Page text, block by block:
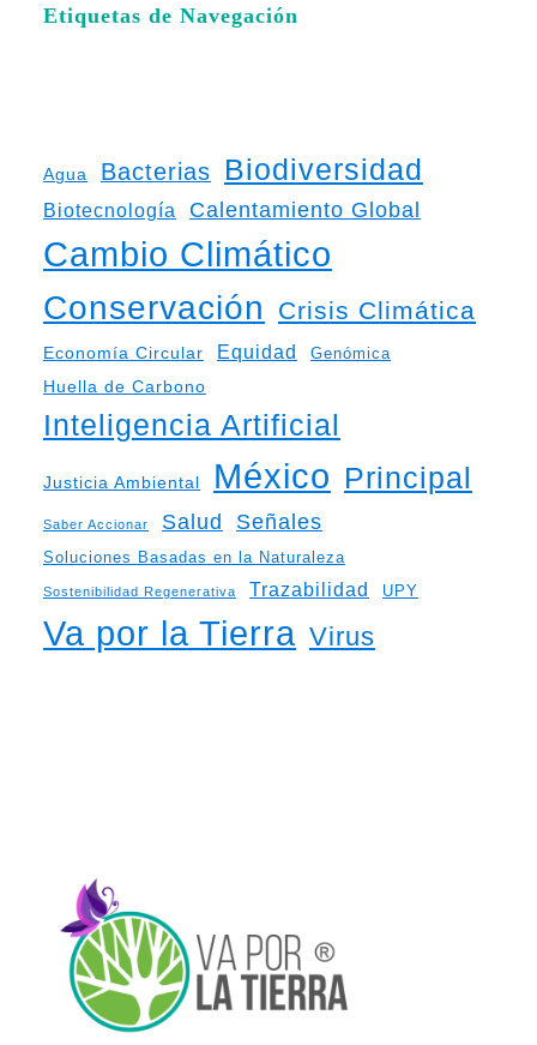
Etiquetas de Navegación
Agua Bacterias Biodiversidad
Biotecnología Calentamiento Global
Cambio Climático
Conservación Crisis Climática
Economía Circular Equidad Genómica
Huella de Carbono
Inteligencia Artificial
Justicia Ambiental México Principal
Saber Accionar Salud Señales
Soluciones Basadas en la Naturaleza
Sostenibilidad Regenerativa Trazabilidad UPY
Va por la Tierra Virus